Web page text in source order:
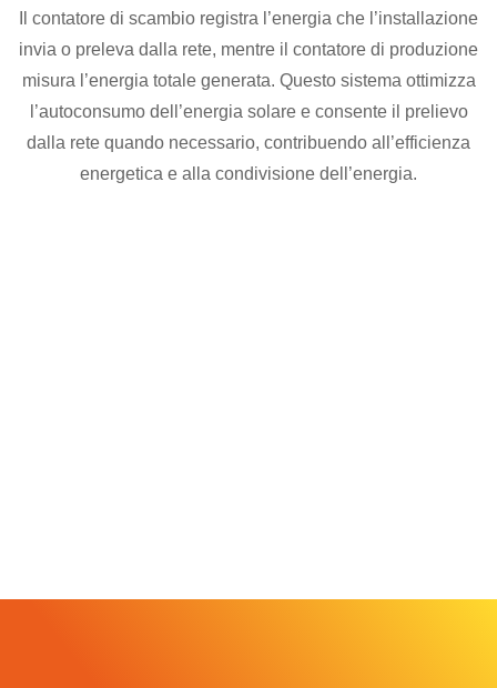
Il contatore di scambio registra l’energia che l’installazione
invia o preleva dalla rete, mentre il contatore di produzione
misura l’energia totale generata. Questo sistema ottimizza
l’autoconsumo dell’energia solare e consente il prelievo
dalla rete quando necessario, contribuendo all’efficienza
energetica e alla condivisione dell’energia.